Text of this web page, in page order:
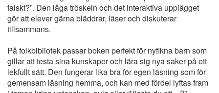
falskt?”. Den låga tröskeln och det interaktiva upplägget
gör att elever gärna bläddrar, läser och diskuterar
tillsammans.
På folkbibliotek passar boken perfekt för nyfikna barn som
gillar att testa sina kunskaper och lära sig nya saker på ett
lekfullt sätt. Den fungerar lika bra för egen läsning som för
gemensam läsning hemma, och kan med fördel lyftas fram